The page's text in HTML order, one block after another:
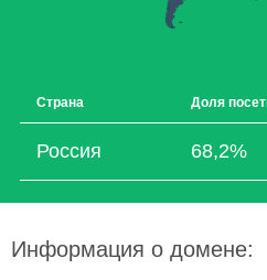
Страна Доля
Россия 68,2%
Информация о домене: